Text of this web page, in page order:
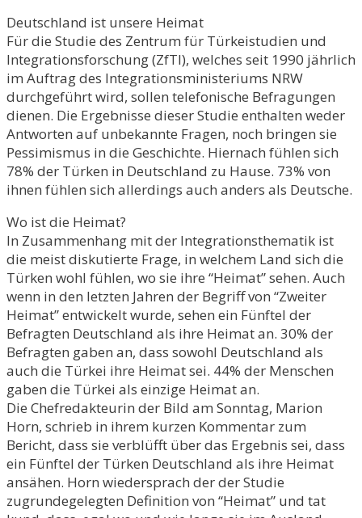
Deutschland ist unsere Heimat
Für die Studie des Zentrum für Türkeistudien und
Integrationsforschung (ZfTI), welches seit 1990 jährlich
im Auftrag des Integrationsministeriums NRW
durchgeführt wird, sollen telefonische Befragungen
dienen. Die Ergebnisse dieser Studie enthalten weder
Antworten auf unbekannte Fragen, noch bringen sie
Pessimismus in die Geschichte. Hiernach fühlen sich
78% der Türken in Deutschland zu Hause. 73% von
ihnen fühlen sich allerdings auch anders als Deutsche.
Wo ist die Heimat?
In Zusammenhang mit der Integrationsthematik ist
die meist diskutierte Frage, in welchem Land sich die
Türken wohl fühlen, wo sie ihre “Heimat” sehen. Auch
wenn in den letzten Jahren der Begriff von “Zweiter
Heimat” entwickelt wurde, sehen ein Fünftel der
Befragten Deutschland als ihre Heimat an. 30% der
Befragten gaben an, dass sowohl Deutschland als
auch die Türkei ihre Heimat sei. 44% der Menschen
gaben die Türkei als einzige Heimat an.
Die Chefredakteurin der Bild am Sonntag, Marion
Horn, schrieb in ihrem kurzen Kommentar zum
Bericht, dass sie verblüfft über das Ergebnis sei, dass
ein Fünftel der Türken Deutschland als ihre Heimat
ansähen. Horn wiedersprach der der Studie
zugrundegelegten Definition von “Heimat” und tat